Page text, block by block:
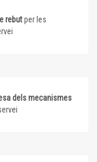
rebutper les
dels mecanismes